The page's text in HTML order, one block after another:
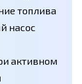
топлива
насос
активном